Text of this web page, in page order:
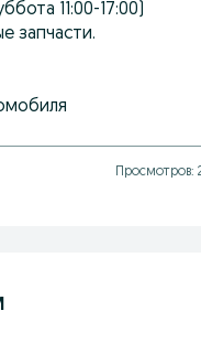
11:00-17:00)
запчасти.
Просмотров: